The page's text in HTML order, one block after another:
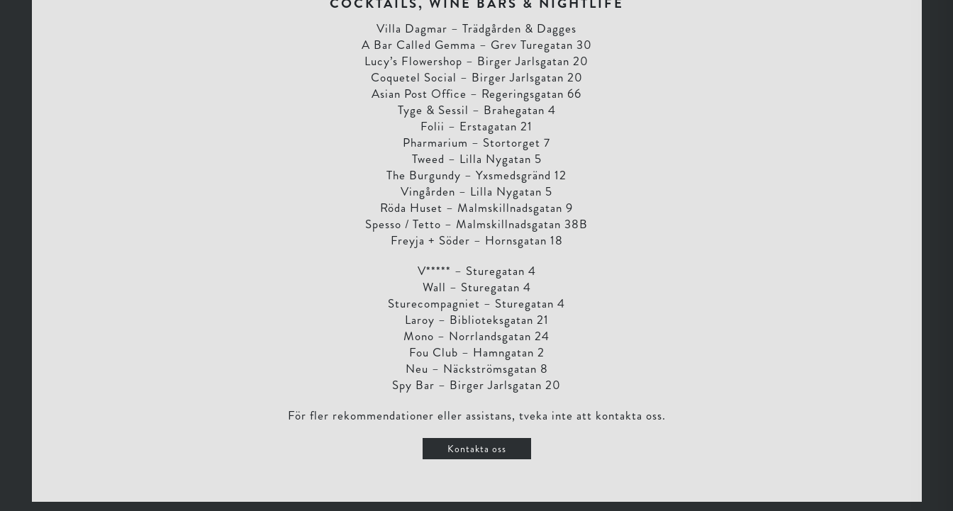
Villa Dagmar – Trädgården & Dagges
A Bar Called Gemma – Grev Turegatan 30
Lucy’s Flowershop – Birger Jarlsgatan 20
Coquetel Social – Birger Jarlsgatan 20
Asian Post Office – Regeringsgatan 66
Tyge & Sessil – Brahegatan 4
Folii – Erstagatan 21
Pharmarium – Stortorget 7
Tweed – Lilla Nygatan 5
The Burgundy – Yxsmedsgränd 12
Vingården – Lilla Nygatan 5
Röda Huset – Malmskillnadsgatan 9
Spesso / Tetto – Malmskillnadsgatan 38B
Freyja + Söder – Hornsgatan 18
V***** – Sturegatan 4
Wall – Sturegatan 4
Sturecompagniet – Sturegatan 4
Laroy – Biblioteksgatan 21
Mono – Norrlandsgatan 24
Fou Club – Hamngatan 2
Neu – Näckströmsgatan 8
Spy Bar – Birger Jarlsgatan 20
För fler rekommendationer eller assistans, tveka inte att kontakta oss.
Kontakta oss